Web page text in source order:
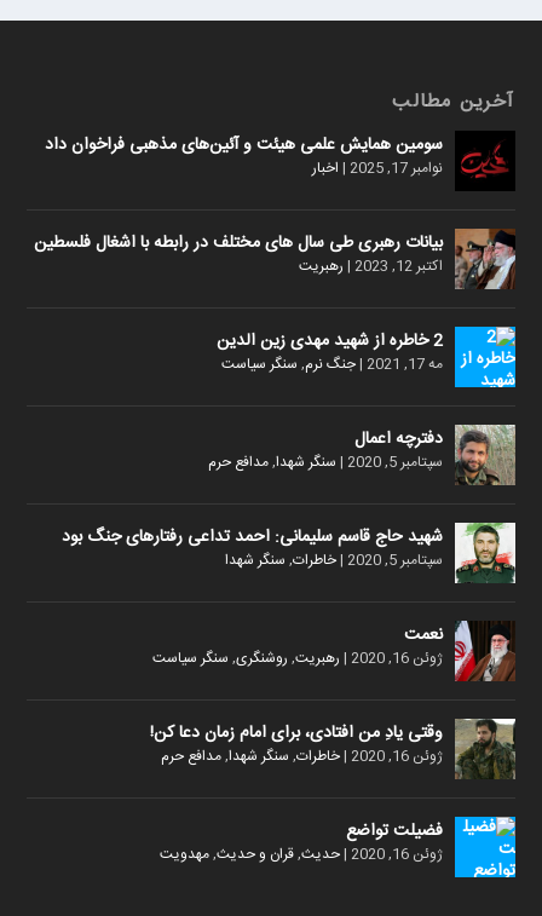
آخرین مطالب
سومین همایش علمی هیئت و آئین‌های مذهبی فراخوان داد
نوامبر 17, 2025 | اخبار
بیانات رهبری طی سال های مختلف در رابطه با اشغال فلسطین
اکتبر 12, 2023 | رهبریت
2 خاطره از شهید مهدی زین الدین
مه 17, 2021 |جنگ نرم, سنگر سیاست
دفترچه اعمال
سپتامبر 5, 2020 | سنگر شهدا,مدافع حرم
شهید حاج قاسم سلیمانی: احمد تداعی رفتارهای جنگ بود
سپتامبر 5, 2020 |خاطرات, سنگر شهدا
نعمت
ژوئن 16, 2020 | رهبریت, روشنگری, سنگر سیاست
وقتی یادِ من افتادی، برای امام زمان دعا کن!
ژوئن 16, 2020 |خاطرات, سنگر شهدا,مدافع حرم
فضیلت تواضع
ژوئن 16, 2020 |حدیث,قران و حدیث,مهدویت